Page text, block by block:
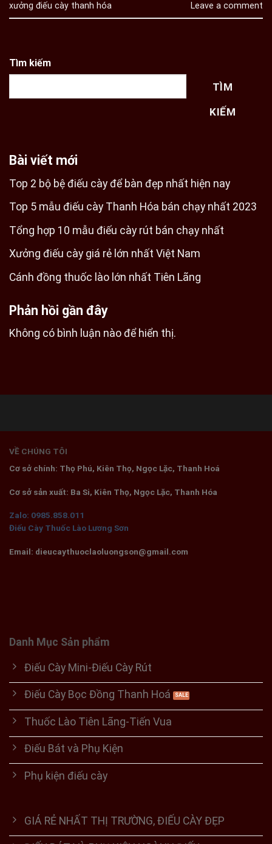
xưởng điếu cày thanh hóa
Leave a comment
Tìm kiếm
TÌM
KIẾM
Bài viết mới
Top 2 bộ bệ điếu cày để bàn đẹp nhất hiện nay
Top 5 mẫu điếu cày Thanh Hóa bán chạy nhất 2023
Tổng hợp 10 mẫu điếu cày rút bán chạy nhất
Xưởng điếu cày giá rẻ lớn nhất Việt Nam
Cánh đồng thuốc lào lớn nhất Tiên Lãng
Phản hồi gần đây
Không có bình luận nào để hiển thị.
VỀ CHÚNG TÔI
Cơ sở chính: Thọ Phú, Kiên Thọ, Ngọc Lặc, Thanh Hoá
Cơ sở sản xuất: Ba Si, Kiên Thọ, Ngọc Lặc, Thanh Hóa
Zalo: 0985.858.011
Điếu Cày Thuốc Lào Lương Sơn
Email: dieucaythuoclaoluongson@gmail.com
Danh Mục Sản phẩm
Điếu Cày Mini-Điếu Cày Rút
Điếu Cày Bọc Đồng Thanh Hoá
Thuốc Lào Tiên Lãng-Tiến Vua
Điếu Bát và Phụ Kiện
Phụ kiện điếu cày
GIÁ RẺ NHẤT THỊ TRƯỜNG, ĐIẾU CÀY ĐẸP